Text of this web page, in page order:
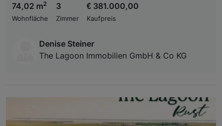
74,02 m2
Wohnfläche
3
Zimmer
€ 381.000,00
Kaufpreis
Denise Steiner
The Lagoon Immobilien GmbH & Co KG